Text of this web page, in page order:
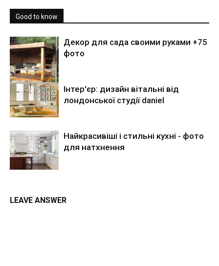
Good to know
Декор для сада своими руками +75
фото
Інтер'єр: дизайн вітальні від
лондонської студії daniel
Найкрасивіші і стильні кухні - фото
для натхнення
LEAVE ANSWER